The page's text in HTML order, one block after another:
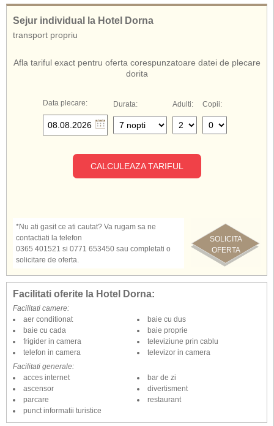
Adresa hotelului: Mamaia, Bulevardul Mamaia, 900001, jud. Constanta
Hotel Dorna Mamaia
Dorna Hotel Mamaia
Sejur individual la Hotel Dorna
transport propriu
Afla tariful exact pentru oferta corespunzatoare datei de plecare
dorita
Data plecare: Durata: Adulti: Copii:
CALCULEAZA TARIFUL
SOLICITA
OFERTA
*Nu ati gasit ce ati cautat? Va rugam sa ne
contactiati la telefon
0365 401521 si 0771 653450 sau completati o
solicitare de oferta.
Facilitati oferite la Hotel Dorna:
Facilitati camere:
aer conditionat
baie cu cada
baie cu dus
baie proprie
frigider in camera
telefon in camera
televiziune prin cablu
televizor in camera
Facilitati generale:
acces internet
ascensor
bar de zi
divertisment
parcare
punct informatii turistice
restaurant